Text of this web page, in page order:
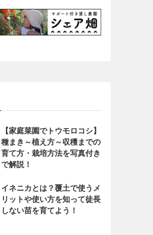
【家庭菜園でトウモロコシ】
種まき～植え方～収穫までの
育て方・栽培方法を写真付き
で解説！
イネニカとは？覆土で使うメ
リットや使い方を知って徒長
しない苗を育てよう！